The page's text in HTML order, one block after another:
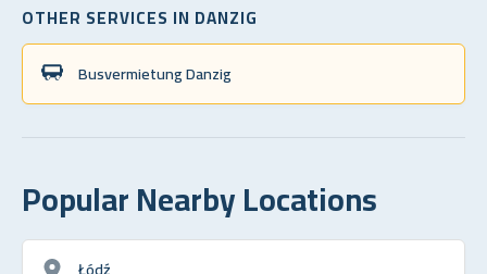
OTHER SERVICES IN DANZIG
Busvermietung Danzig
Popular Nearby Locations